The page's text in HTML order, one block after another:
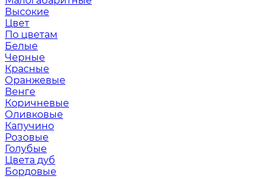
Высокие
Цвет
По цветам
Белые
Черные
Красные
Оранжевые
Венге
Коричневые
Оливковые
Капучино
Розовые
Голубые
Цвета дуб
Бордовые